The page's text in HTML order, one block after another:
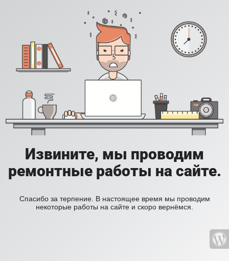
Извините, мы проводим
ремонтные работы на сайте.
Спасибо за терпение. В настоящее время мы проводим
некоторые работы на сайте и скоро вернёмся.